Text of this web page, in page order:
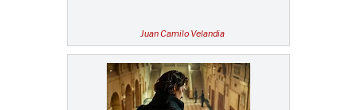
Juan Camilo Velandia